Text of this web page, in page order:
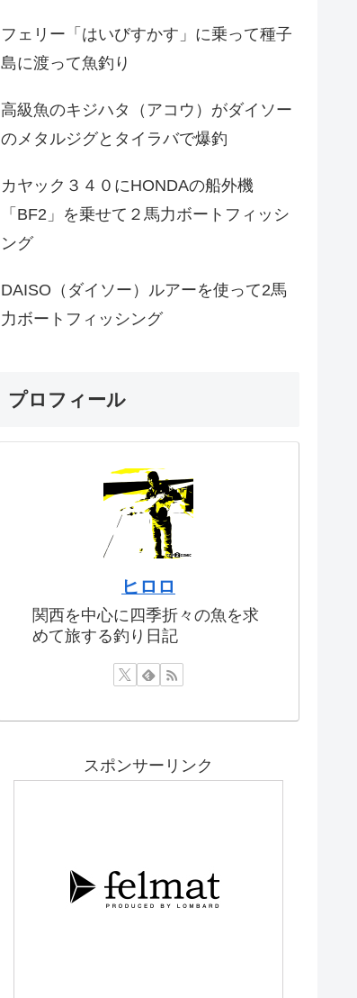
フェリー「はいびすかす」に乗って種子
島に渡って魚釣り
高級魚のキジハタ（アコウ）がダイソー
のメタルジグとタイラバで爆釣
カヤック３４０にHONDAの船外機
「BF2」を乗せて２馬力ボートフィッシ
ング
DAISO（ダイソー）ルアーを使って2馬
力ボートフィッシング
プロフィール
ヒロロ
関西を中心に四季折々の魚を求
めて旅する釣り日記
スポンサーリンク